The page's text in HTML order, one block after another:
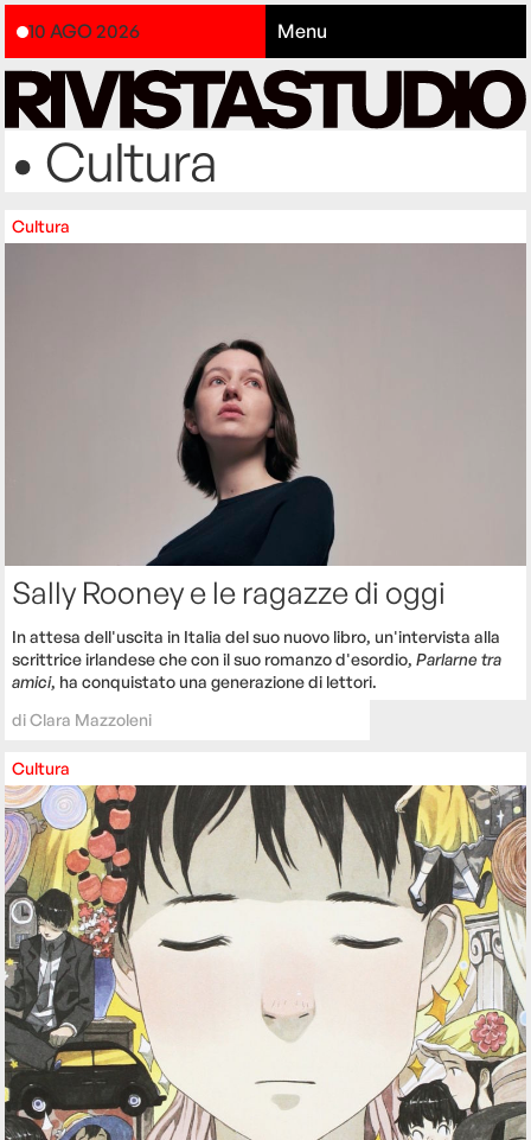
10 AGO 2026 Menu
• Cultura
Cultura
Sally Rooney e le ragazze di oggi
In attesa dell'uscita in Italia del suo nuovo libro, un'intervista alla
scrittrice irlandese che con il suo romanzo d'esordio,Parlarne tra
amici, ha conquistato una generazione di lettori.
diClara Mazzoleni
Cultura